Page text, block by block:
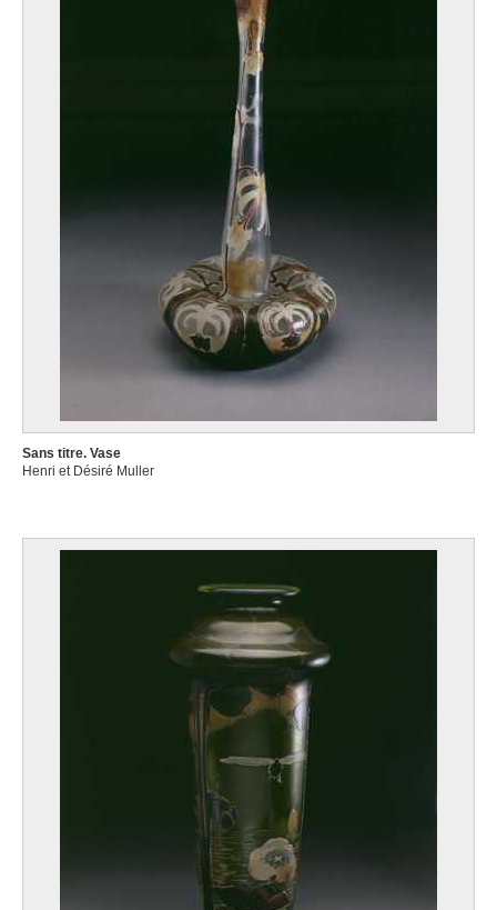
Sans titre. Vase
Henri et Désiré Muller